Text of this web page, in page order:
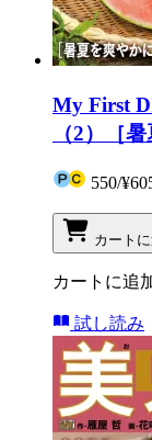
My First
（2）［
550/
カート
カートに追
試し読み